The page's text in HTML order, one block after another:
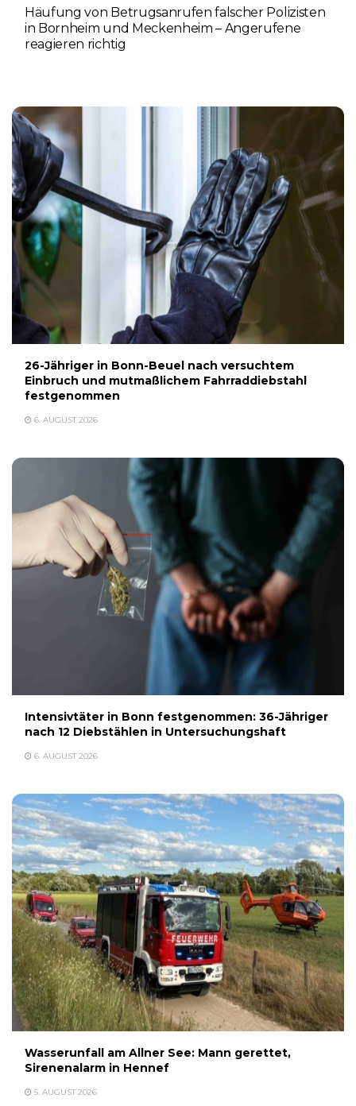
Häufung von Betrugsanrufen falscher Polizisten
in Bornheim und Meckenheim – Angerufene
reagieren richtig
26-Jähriger in Bonn-Beuel nach versuchtem
Einbruch und mutmaßlichem Fahrraddiebstahl
festgenommen
6. AUGUST 2026
Intensivtäter in Bonn festgenommen: 36-Jähriger
nach 12 Diebstählen in Untersuchungshaft
6. AUGUST 2026
Wasserunfall am Allner See: Mann gerettet,
Sirenenalarm in Hennef
5. AUGUST 2026